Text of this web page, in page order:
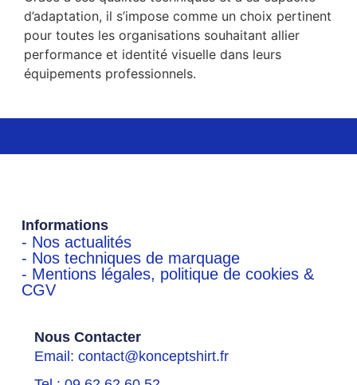
d’adaptation, il s’impose comme un choix pertinent
pour toutes les organisations souhaitant allier
performance et identité visuelle dans leurs
équipements professionnels.
Informations
- Nos actualités
- Nos techniques de marquage
- Mentions légales, politique de cookies &
CGV
Nous Contacter
Email: contact@konceptshirt.fr